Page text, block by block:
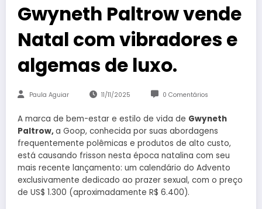
Gwyneth Paltrow vende
Natal com vibradores e
algemas de luxo.
Paula Aguiar 11/11/2025 0 Comentários
A marca de bem-estar e estilo de vida de Gwyneth
Paltrow,a Goop, conhecida por suas abordagens
frequentemente polêmicas e produtos de alto custo,
está causando frisson nesta época natalina com seu
mais recente lançamento: um calendário do Advento
exclusivamente dedicado ao prazer sexual, com o preço
de US$ 1.300 (aproximadamente R$ 6.400).